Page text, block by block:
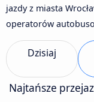
jazdy z miasta
operatorów
Dzisiaj
Najtańsze